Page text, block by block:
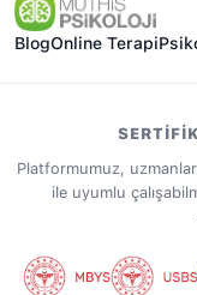
BlogOnline Terapi
Platformumuz,
ile uyumlu